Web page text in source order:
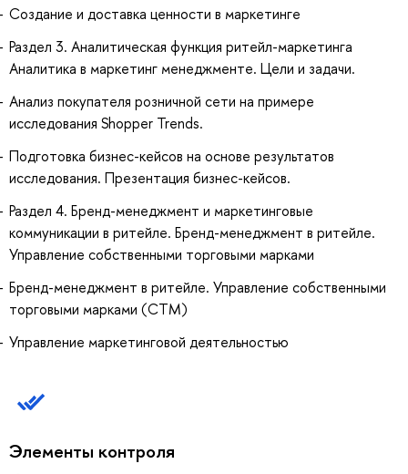
Создание и доставка ценности в маркетинге
Раздел 3. Аналитическая функция ритейл-маркетинга
Аналитика в маркетинг менеджменте. Цели и задачи.
Анализ покупателя розничной сети на примере
исследования Shopper Trends.
Подготовка бизнес-кейсов на основе результатов
исследования. Презентация бизнес-кейсов.
Раздел 4. Бренд-менеджмент и маркетинговые
коммуникации в ритейле. Бренд-менеджмент в ритейле.
Управление собственными торговыми марками
Бренд-менеджмент в ритейле. Управление собственными
торговыми марками (СТМ)
Управление маркетинговой деятельностью
Элементы контроля